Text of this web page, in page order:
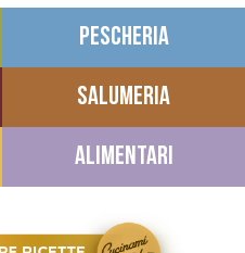
PESCHERIA
SALUMERIA
ALIMENTARI